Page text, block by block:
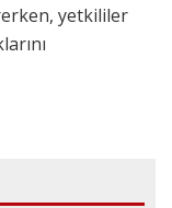
yetkililer